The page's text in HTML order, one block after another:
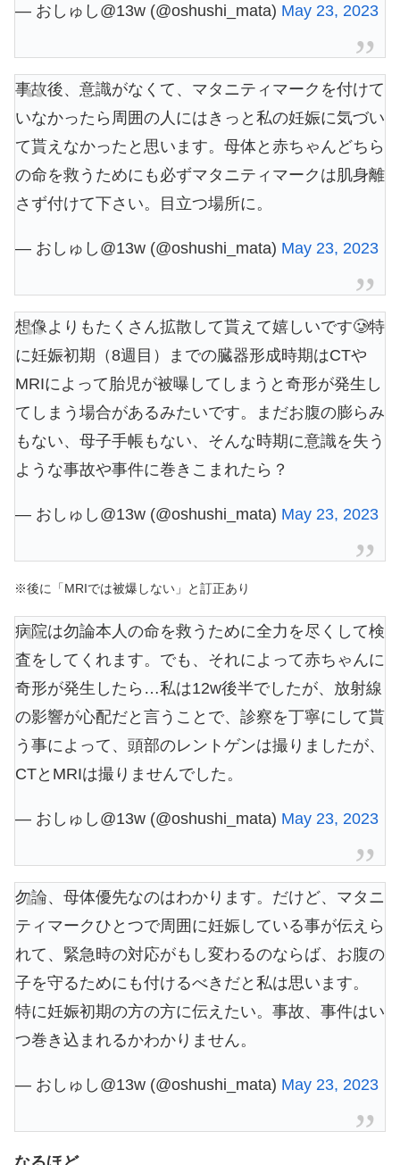
— おしゅし@13w (@oshushi_mata) May 23, 2023
事故後、意識がなくて、マタニティマークを付けて
いなかったら周囲の人にはきっと私の妊娠に気づい
て貰えなかったと思います。母体と赤ちゃんどちら
の命を救うためにも必ずマタニティマークは肌身離
さず付けて下さい。目立つ場所に。
— おしゅし@13w (@oshushi_mata) May 23, 2023
想像よりもたくさん拡散して貰えて嬉しいです🥲特
に妊娠初期（8週目）までの臓器形成時期はCTや
MRIによって胎児が被曝してしまうと奇形が発生し
てしまう場合があるみたいです。まだお腹の膨らみ
もない、母子手帳もない、そんな時期に意識を失う
ような事故や事件に巻きこまれたら？
— おしゅし@13w (@oshushi_mata) May 23, 2023
※後に「MRIでは被爆しない」と訂正あり
病院は勿論本人の命を救うために全力を尽くして検
査をしてくれます。でも、それによって赤ちゃんに
奇形が発生したら…私は12w後半でしたが、放射線
の影響が心配だと言うことで、診察を丁寧にして貰
う事によって、頭部のレントゲンは撮りましたが、
CTとMRIは撮りませんでした。
— おしゅし@13w (@oshushi_mata) May 23, 2023
勿論、母体優先なのはわかります。だけど、マタニ
ティマークひとつで周囲に妊娠している事が伝えら
れて、緊急時の対応がもし変わるのならば、お腹の
子を守るためにも付けるべきだと私は思います。
特に妊娠初期の方の方に伝えたい。事故、事件はい
つ巻き込まれるかわかりません。
— おしゅし@13w (@oshushi_mata) May 23, 2023